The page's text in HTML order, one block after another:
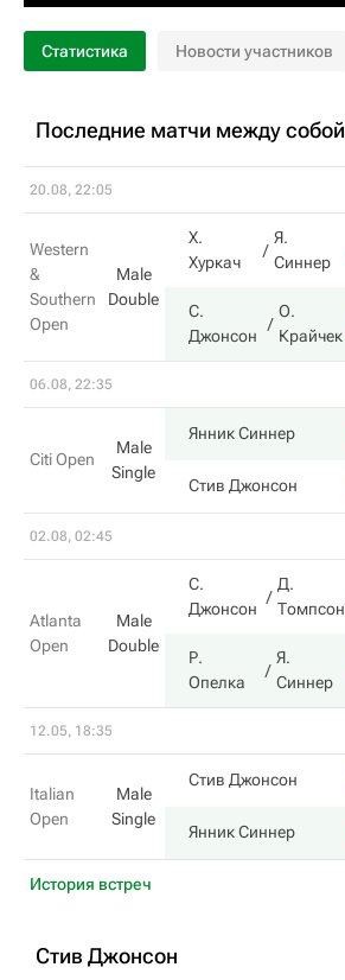
Статистика Новости участников
Последние матчи между собой
20.08, 22:05
Western
&
Southern
Open
Male
Double
Х.
Хуркач
Я.
Синнер
С.
Джонсон
О.
Крайчек
06.08, 22:35
Citi Open
Male
Single
Янник Синнер
Стив Джонсон
02.08, 02:45
Atlanta
Open
Male
Double
С.
Джонсон
Д.
Томпсон
Р.
Опелка
Я.
Синнер
12.05, 18:35
Italian
Open
Male
Single
Стив Джонсон
Янник Синнер
История встреч
Стив Джонсон